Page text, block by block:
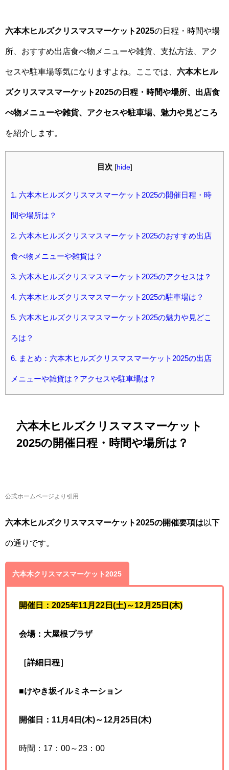
六本木ヒルズクリスマスマーケット2025の日程・時間や場
所、おすすめ出店食べ物メニューや雑貨、支払方法、アク
セスや駐車場等気になりますよね。ここでは、 六本木ヒル
ズクリスマスマーケット2025の日程・時間や場所、出店食
べ物メニューや雑貨、アクセスや駐車場、魅力や見どころ
を紹介します。
目次 [hide]
1. 六本木ヒルズクリスマスマーケット2025の開催日程・時
間や場所は？
2. 六本木ヒルズクリスマスマーケット2025のおすすめ出店
食べ物メニューや雑貨は？
3. 六本木ヒルズクリスマスマーケット2025のアクセスは？
4. 六本木ヒルズクリスマスマーケット2025の駐車場は？
5. 六本木ヒルズクリスマスマーケット2025の魅力や見どこ
ろは？
6. まとめ：六本木ヒルズクリスマスマーケット2025の出店
メニューや雑貨は？アクセスや駐車場は？
六本木ヒルズクリスマスマーケット
2025の開催日程・時間や場所は？
公式ホームページより引用
六本木ヒルズクリスマスマーケット2025の開催要項は 以下
の通りです。
六本木クリスマスマーケット2025
開催日：2025年11月22日(土)～12月25日(木)
会場：大屋根プラザ
［詳細日程］
■けやき坂イルミネーション
開催日：11月4日(木)～12月25日(木)
時間：17：00～23：00